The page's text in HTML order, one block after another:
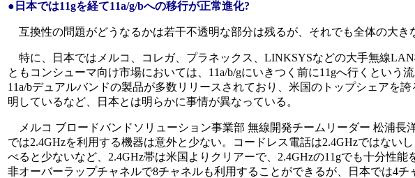
●日本では11gを経て11a/g/bへの移行が正常進化?
互換性の問題がどうなるかは若干不透明な部分は残るが、それでも全体の大き
特に、日本ではメルコ、コレガ、プラネックス、LINKSYSなどの大手無線
ともコンシューマ向け市場においては、11a/b/gにいきつく前に11gへ行くとい
11a/bデュアルバンドの製品が多数リリースされており、米国のトップシェアを
明しているなど、日本とは明らかに事情が異なっている。
メルコ ブロードバンドソリューション事業部 無線開発チームリーダー 松浦長
では2.4GHzを利用する機器は意外と少ない。コードレス電話は2.4GHzではない
べると少ないなど、2.4GHz帯は米国よりクリアーで、2.4GHzの11gでも十分性能
非オーバーラップチャネルで8チャネルも利用することができるが、日本では4